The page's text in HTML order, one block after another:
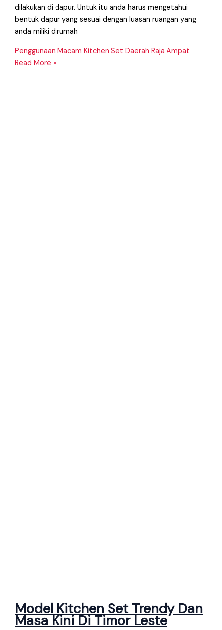
dilakukan di dapur. Untuk itu anda harus mengetahui
bentuk dapur yang sesuai dengan luasan ruangan yang
anda miliki dirumah
Penggunaan Macam Kitchen Set Daerah Raja Ampat
Read More »
Model Kitchen Set Trendy Dan
Masa Kini Di Timor Leste